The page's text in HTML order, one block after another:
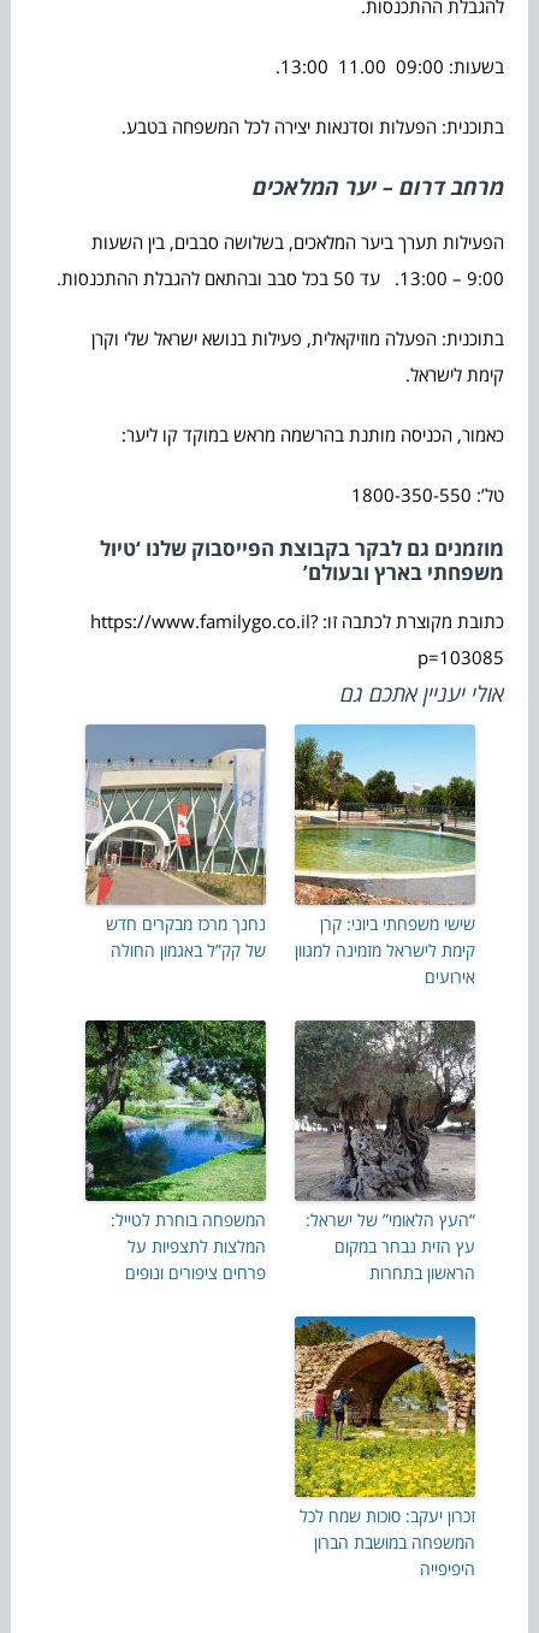
להגבלת ההתכנסות.
בשעות: 09:00 11.00 13:00.
בתוכנית: הפעלות וסדנאות יצירה לכל המשפחה בטבע.
מרחב דרום – יער המלאכים
הפעילות תערך ביער המלאכים, בשלושה סבבים, בין השעות
9:00 – 13:00. עד 50 בכל סבב ובהתאם להגבלת ההתכנסות.
בתוכנית: הפעלה מוזיקאלית, פעילות בנושא ישראל שלי וקרן
קימת לישראל.
כאמור, הכניסה מותנת בהרשמה מראש במוקד קו ליער:
טל’: 1800-350-550
מוזמנים גם לבקר בקבוצת הפייסבוק שלנו ‘טיול
משפחתי בארץ ובעולם’
כתובת מקוצרת לכתבה זו: https://www.familygo.co.il?
p=103085
אולי יעניין אתכם גם
שישי משפחתי ביוני: קרן
קימת לישראל מזמינה למגוון
אירועים
נחנך מרכז מבקרים חדש
של קק”ל באגמון החולה
“העץ הלאומי” של ישראל:
עץ הזית נבחר במקום
הראשון בתחרות
המשפחה בוחרת לטייל:
המלצות לתצפיות על
פרחים ציפורים ונופים
זכרון יעקב: סוכות שמח לכל
המשפחה במושבת הברון
היפיפייה